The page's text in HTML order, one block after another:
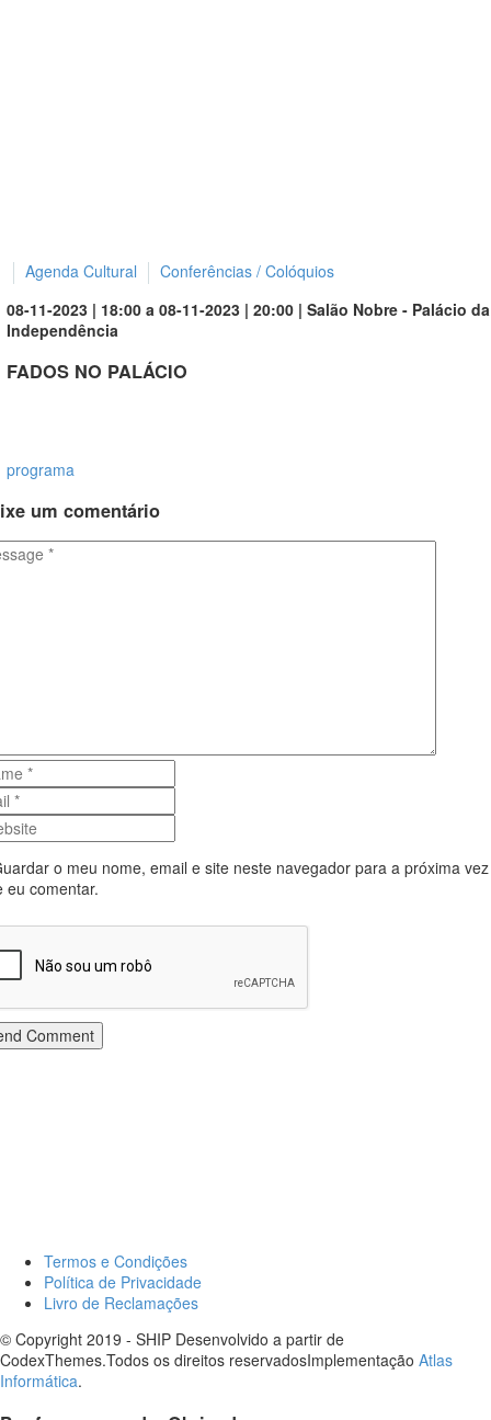
Agenda Cultural
Conferências / Colóquios
08-11-2023 | 18:00 a 08-11-2023 | 20:00 | Salão Nobre - Palácio da
Independência
FADOS NO PALÁCIO
programa
um comentário
o meu nome, email e site neste navegador para a próxima vez
eu comentar.
Comment
Termos e Condições
Política de Privacidade
Livro de Reclamações
© Copyright 2019 - SHIP Desenvolvido a partir de
CodexThemes.Todos os direitos reservadosImplementação Atlas
Informática.